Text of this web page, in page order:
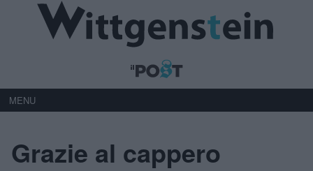
MENU
Grazie al cappero